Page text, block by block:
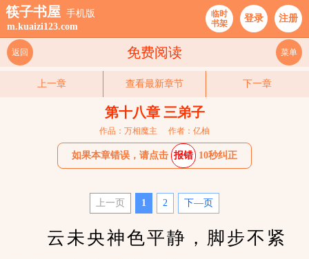
筷子书屋 手机版
m.kuaizi123.com
临时
书架
登录 注册
免费阅读
返回 菜单
上一章 查看最新章节 下一章
第十八章 三弟子
作品：万相魔主 作者：亿柚
如果本章错误，请点击 报错 10秒纠正
上一页 1 2 下—页
云未央神色平静，脚步不紧